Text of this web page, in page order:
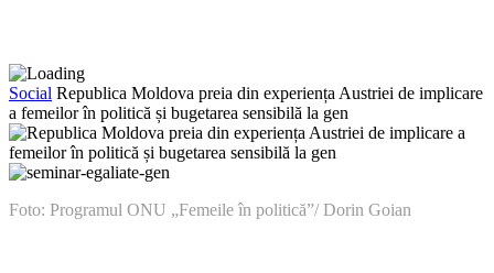
Social Republica Moldova preia din experiența Austriei de implicare
a femeilor în politică și bugetarea sensibilă la gen
Fоto: Programul ONU „Femeile în politică”/ Dorin Goian